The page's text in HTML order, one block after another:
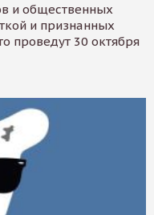
и общественных
и признанных
проведут 30 октября